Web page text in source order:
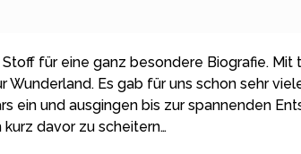
für eine ganz besondere Biografie. Mit
Es gab für uns schon sehr
ein und ausgingen bis zur spannenden
davor zu scheitern…